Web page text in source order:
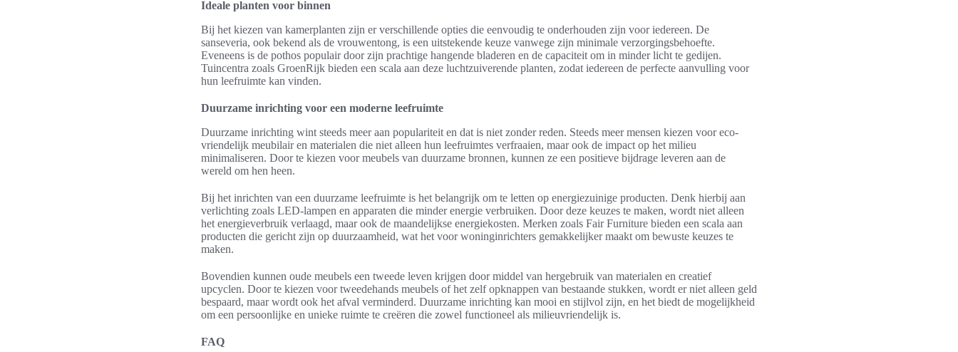
Ideale planten voor binnen
Bij het kiezen van kamerplanten zijn er verschillende opties die eenvoudig te onderhouden zijn voor iedereen. De
sanseveria, ook bekend als de vrouwentong, is een uitstekende keuze vanwege zijn minimale verzorgingsbehoefte.
Eveneens is de pothos populair door zijn prachtige hangende bladeren en de capaciteit om in minder licht te gedijen.
Tuincentra zoals GroenRijk bieden een scala aan deze luchtzuiverende planten, zodat iedereen de perfecte aanvulling voor
hun leefruimte kan vinden.
Duurzame inrichting voor een moderne leefruimte
Duurzame inrichting wint steeds meer aan populariteit en dat is niet zonder reden. Steeds meer mensen kiezen voor eco-
vriendelijk meubilair en materialen die niet alleen hun leefruimtes verfraaien, maar ook de impact op het milieu
minimaliseren. Door te kiezen voor meubels van duurzame bronnen, kunnen ze een positieve bijdrage leveren aan de
wereld om hen heen.
Bij het inrichten van een duurzame leefruimte is het belangrijk om te letten op energiezuinige producten. Denk hierbij aan
verlichting zoals LED-lampen en apparaten die minder energie verbruiken. Door deze keuzes te maken, wordt niet alleen
het energieverbruik verlaagd, maar ook de maandelijkse energiekosten. Merken zoals Fair Furniture bieden een scala aan
producten die gericht zijn op duurzaamheid, wat het voor woninginrichters gemakkelijker maakt om bewuste keuzes te
maken.
Bovendien kunnen oude meubels een tweede leven krijgen door middel van hergebruik van materialen en creatief
upcyclen. Door te kiezen voor tweedehands meubels of het zelf opknappen van bestaande stukken, wordt er niet alleen geld
bespaard, maar wordt ook het afval verminderd. Duurzame inrichting kan mooi en stijlvol zijn, en het biedt de mogelijkheid
om een persoonlijke en unieke ruimte te creëren die zowel functioneel als milieuvriendelijk is.
FAQ